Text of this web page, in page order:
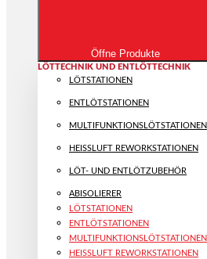
Öffne Produkte
LÖTTECHNIK UND ENTLÖTTECHNIK
LÖTSTATIONEN
ENTLÖTSTATIONEN
MULTIFUNKTIONS­LÖTSTATIONEN
HEISSLUFT REWORKSTATIONEN
LÖT- UND ENTLÖTZUBEHÖR
ABISOLIERER
LÖTSTATIONEN
ENTLÖTSTATIONEN
MULTIFUNKTIONS­LÖTSTATIONEN
HEISSLUFT REWORKSTATIONEN